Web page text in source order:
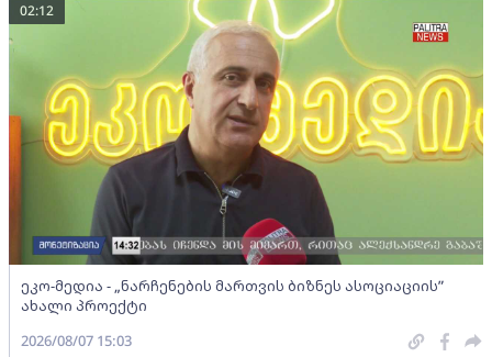
ეკო-მედია - „ნარჩენების მართვის ბიზნეს ასოციაციის”
ახალი პროექტი
02:12
2026/08/07 15:03